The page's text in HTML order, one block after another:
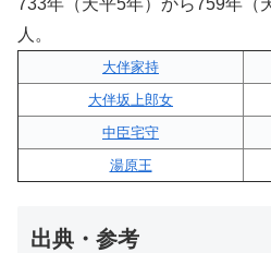
人。
大伴家持
大伴坂上郎女
中臣宅守
湯原王
出典・参考